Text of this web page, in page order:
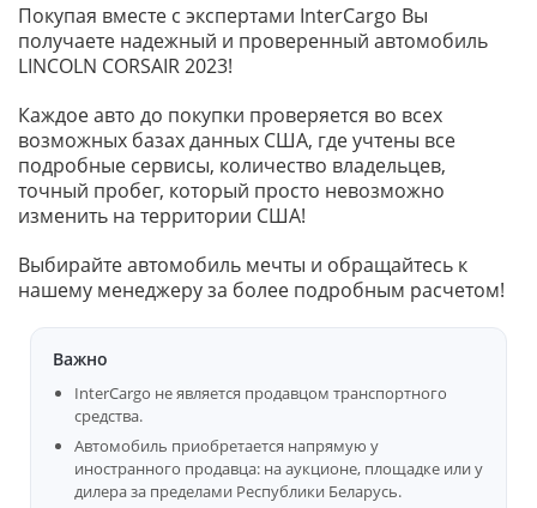
Покупая вместе с экспертами InterCargo Вы
получаете надежный и проверенный автомобиль
LINCOLN CORSAIR 2023!
Каждое авто до покупки проверяется во всех
возможных базах данных США, где учтены все
подробные сервисы, количество владельцев,
точный пробег, который просто невозможно
изменить на территории США!
Выбирайте автомобиль мечты и обращайтесь к
нашему менеджеру за более подробным расчетом!
Важно
InterCargo не является продавцом транспортного
средства.
Автомобиль приобретается напрямую у
иностранного продавца: на аукционе, площадке или у
дилера за пределами Республики Беларусь.